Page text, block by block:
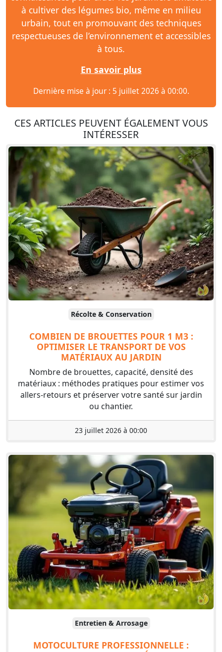
à cultiver des légumes bio, même en milieu
urbain, tout en promouvant des techniques
respectueuses de l’environnement et accessibles
à tous.
En savoir plus
Dernière mise à jour : 5 juillet 2026 à 00:00.
CES ARTICLES PEUVENT ÉGALEMENT VOUS
INTÉRESSER
Récolte & Conservation
COMBIEN DE BROUETTES POUR 1 M3 :
OPTIMISER LE TRANSPORT DE VOS
MATÉRIAUX AU JARDIN
Nombre de brouettes, capacité, densité des
matériaux : méthodes pratiques pour estimer vos
allers-retours et préserver votre santé sur jardin
ou chantier.
23 juillet 2026 à 00:00
Entretien & Arrosage
MOTOCULTURE PROFESSIONNELLE :